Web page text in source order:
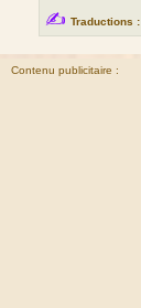
✍ Traductions :
Contenu publicitaire :